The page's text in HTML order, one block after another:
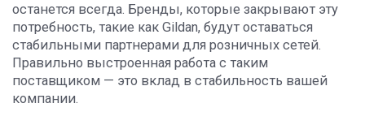
останется всегда. Бренды, которые закрывают эту
потребность, такие как Gildan, будут оставаться
стабильными партнерами для розничных сетей.
Правильно выстроенная работа с таким
поставщиком — это вклад в стабильность вашей
компании.